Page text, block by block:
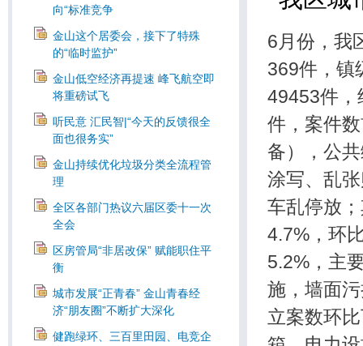
向“标准竞争
金山这个居委会，接下了特殊
的“临时监护”
金山低空经济再提速 峰飞航空即
将重磅试飞
听民意 汇民智|“今天的反馈很全
面也很务实”
金山持续优化垃圾分类全流程管
理
全区各部门热议六届区委十一次
全会
区房管局“非居改保” 赋能职住平
衡
城市发展“正青春” 金山青春经
济“朋友圈”不断扩大深化
健跑绿环、三百里田园、电竞企
6月份，我
369件，镇
49453件，
件，案件
备），公
涂写、乱
车乱停放
4.7%，环
5.2%，主
施，墙面
立案数环